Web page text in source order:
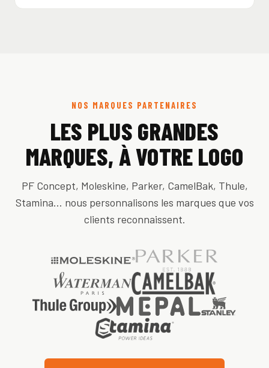
NOS MARQUES PARTENAIRES
LES PLUS GRANDES
MARQUES, À VOTRE LOGO
PF Concept, Moleskine, Parker, CamelBak, Thule,
Stamina… nous personnalisons les marques que vos
clients reconnaissent.